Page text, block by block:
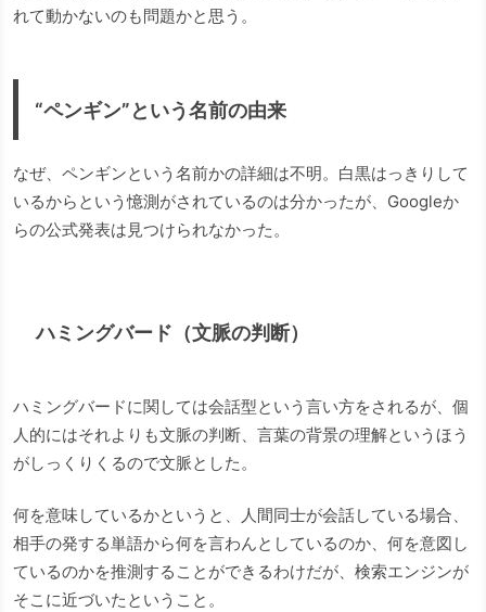
れて動かないのも問題かと思う。
“ペンギン”という名前の由来
なぜ、ペンギンという名前かの詳細は不明。白黒はっきりして
いるからという憶測がされているのは分かったが、Googleか
らの公式発表は見つけられなかった。
ハミングバード（文脈の判断）
ハミングバードに関しては会話型という言い方をされるが、個
人的にはそれよりも文脈の判断、言葉の背景の理解というほう
がしっくりくるので文脈とした。
何を意味しているかというと、人間同士が会話している場合、
相手の発する単語から何を言わんとしているのか、何を意図し
ているのかを推測することができるわけだが、検索エンジンが
そこに近づいたということ。